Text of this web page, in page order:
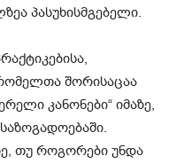
პასუხისმგებელი.
შორისაცაა
კანონები“ იმაზე,
თუ როგორები უნდა